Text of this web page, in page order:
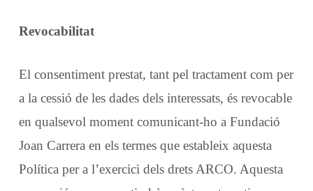
Revocabilitat
El consentiment prestat, tant pel tractament com per
a la cessió de les dades dels interessats, és revocable
en qualsevol moment comunicant-ho a Fundació
Joan Carrera en els termes que estableix aquesta
Política per a l’exercici dels drets ARCO. Aquesta